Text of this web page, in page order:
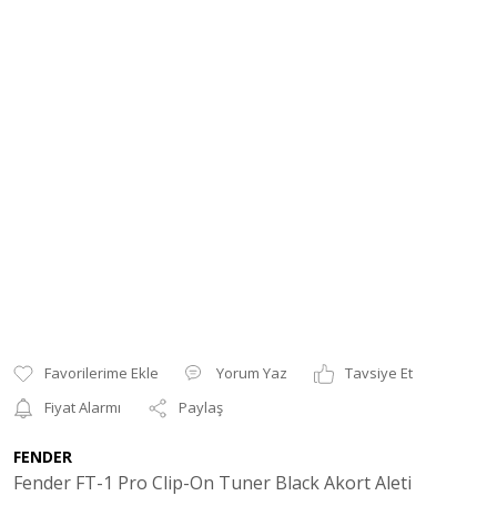
Yorum Yaz
Tavsiye Et
Fiyat Alarmı
Paylaş
FENDER
Fender FT-1 Pro Clip-On Tuner Black Akort Aleti